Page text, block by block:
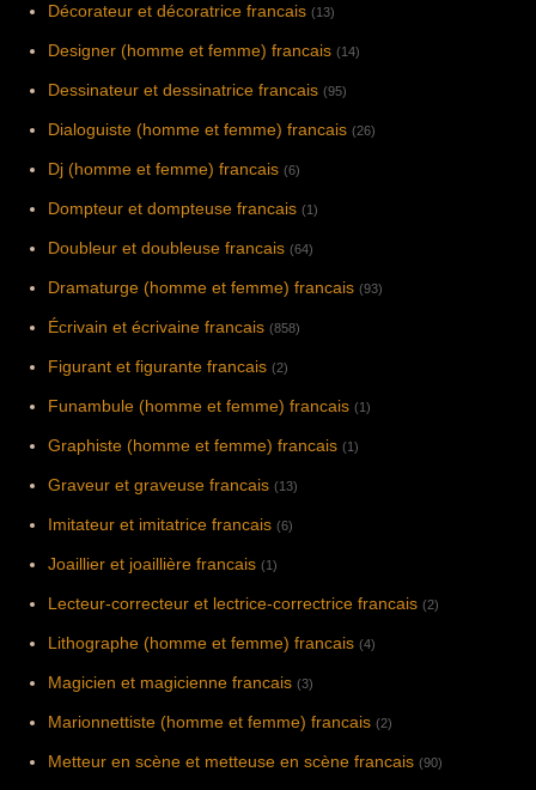
Décorateur et décoratrice francais (13)
Designer (homme et femme) francais (14)
Dessinateur et dessinatrice francais (95)
Dialoguiste (homme et femme) francais (26)
Dj (homme et femme) francais (6)
Dompteur et dompteuse francais (1)
Doubleur et doubleuse francais (64)
Dramaturge (homme et femme) francais (93)
Écrivain et écrivaine francais (858)
Figurant et figurante francais (2)
Funambule (homme et femme) francais (1)
Graphiste (homme et femme) francais (1)
Graveur et graveuse francais (13)
Imitateur et imitatrice francais (6)
Joaillier et joaillière francais (1)
Lecteur-correcteur et lectrice-correctrice francais (2)
Lithographe (homme et femme) francais (4)
Magicien et magicienne francais (3)
Marionnettiste (homme et femme) francais (2)
Metteur en scène et metteuse en scène francais (90)